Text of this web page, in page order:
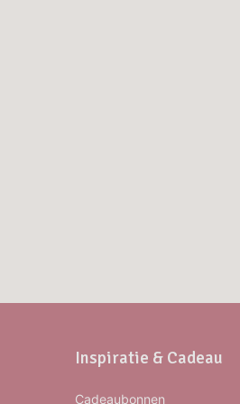
Inspiratie & Cadeau
Cadeaubonnen